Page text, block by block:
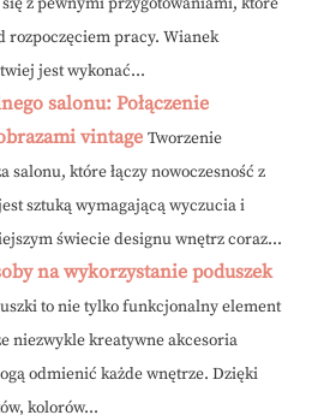
rozpoczęciem pracy. Wianek
jest wykonać...
salonu: Połączenie
vintage Tworzenie
salonu, które łączy nowoczesność z
sztuką wymagającą wyczucia i
świecie designu wnętrz coraz...
na wykorzystanie poduszek
to nie tylko funkcjonalny element
niezwykle kreatywne akcesoria
odmienić każde wnętrze. Dzięki
kolorów...